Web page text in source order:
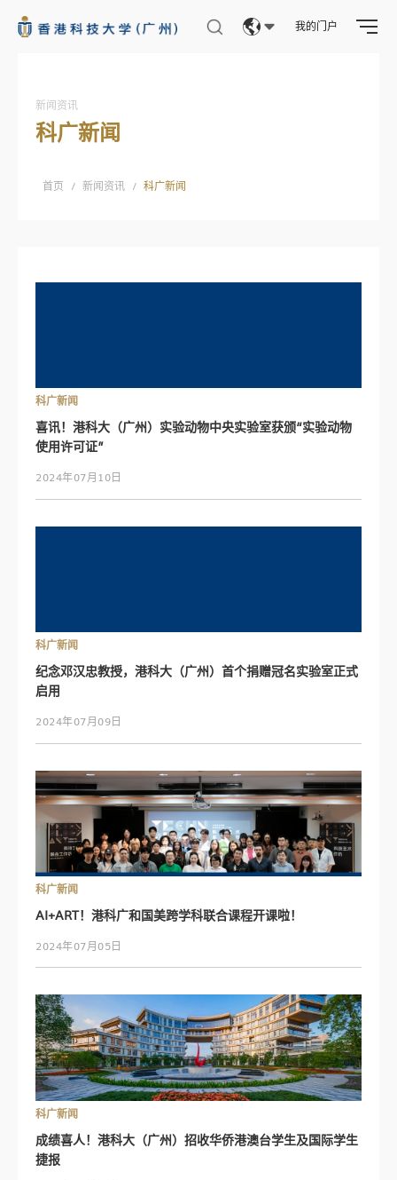
我的门户
新闻资讯
科广新闻
首页 / 新闻资讯 / 科广新闻
科广新闻
喜讯！港科大（广州）实验动物中央实验室获颁“实验动物
使用许可证”
2024年07月10日
科广新闻
纪念邓汉忠教授，港科大（广州）首个捐赠冠名实验室正式
启用
2024年07月09日
科广新闻
AI+ART！港科广和国美跨学科联合课程开课啦！
2024年07月05日
科广新闻
成绩喜人！港科大（广州）招收华侨港澳台学生及国际学生
捷报